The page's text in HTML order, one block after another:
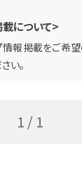
載について>
報掲載をご希望
い。
1 / 1